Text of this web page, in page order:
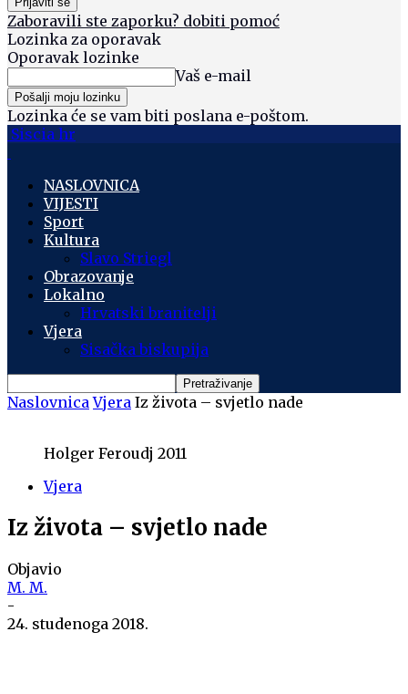
Zaboravili ste zaporku? dobiti pomoć
Lozinka za oporavak
Oporavak lozinke
Vaš e-mail
Lozinka će se vam biti poslana e-poštom.
Siscia hr
NASLOVNICA
VIJESTI
Sport
Kultura
Slavo Striegl
Obrazovanje
Lokalno
Hrvatski branitelji
Vjera
Sisačka biskupija
Naslovnica Vjera Iz života – svjetlo nade
Holger Feroudj 2011
Vjera
Iz života – svjetlo nade
Objavio
M. M.
-
24. studenoga 2018.